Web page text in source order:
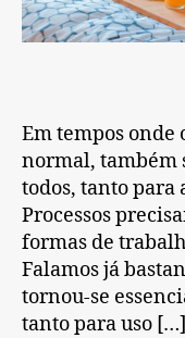
Em tempos onde
normal, também
todos, tanto para
Processos
formas de
Falamos já
tornou-se
tanto para uso […]